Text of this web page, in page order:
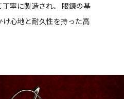
寧に製造され、 眼鏡の基
心地と耐久性を持った高